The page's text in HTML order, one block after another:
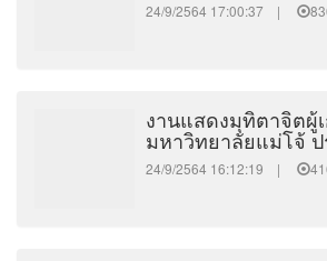
24/9/2564 17:00:37 |
งานแสดงมุทิตาจิตผู้
มหาวิทยาลัยแม่โจ้ ป
24/9/2564 16:12:19 |